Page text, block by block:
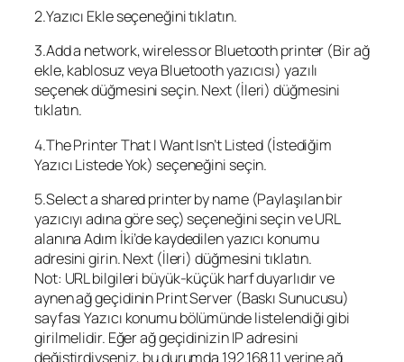
2.Yazıcı Ekle seçeneğini tıklatın.
3.Add a network, wireless or Bluetooth printer (Bir ağ
ekle, kablosuz veya Bluetooth yazıcısı) yazılı
seçenek düğmesini seçin. Next (İleri) düğmesini
tıklatın.
4.The Printer That I Want Isn’t Listed (İstediğim
Yazıcı Listede Yok) seçeneğini seçin.
5.Select a shared printer by name (Paylaşılan bir
yazıcıyı adına göre seç) seçeneğini seçin ve URL
alanına Adım İki’de kaydedilen yazıcı konumu
adresini girin. Next (İleri) düğmesini tıklatın.
Not: URL bilgileri büyük-küçük harf duyarlıdır ve
aynen ağ geçidinin Print Server (Baskı Sunucusu)
sayfası Yazıcı konumu bölümünde listelendiği gibi
girilmelidir. Eğer ağ geçidinizin IP adresini
değiştirdiyseniz, bu durumda 192.168.1.1 yerine ağ